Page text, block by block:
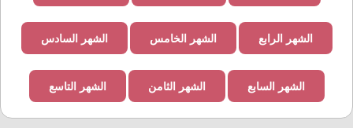
الشهر الرابع الشهر الخامس الشهر السادس
الشهر السابع الشهر الثامن الشهر التاسع